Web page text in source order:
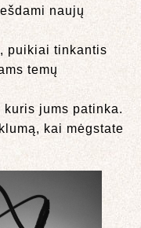
naujų
puikiai tinkantis
temų
jums patinka.
kai mėgstate